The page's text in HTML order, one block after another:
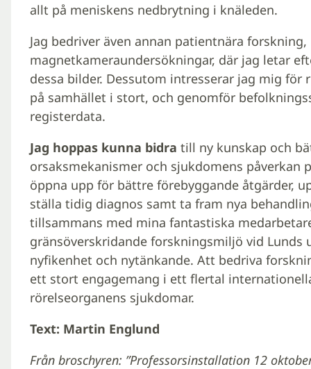
allt på meniskens nedbrytning i knäleden.
Jag bedriver även annan patientnära
magnetkameraundersökningar, där jag letar
dessa bilder. Dessutom intresserar jag mig för
på samhället i stort, och genomför
registerdata.
Jag hoppas kunna bidra till ny kunskap och
orsaksmekanismer och sjukdomens påverkan
öppna upp för bättre förebyggande åtgärder,
ställa tidig diagnos samt ta fram nya
tillsammans med mina fantastiska
gränsöverskridande forskningsmiljö vid
nyfikenhet och nytänkande. Att bedriva
ett stort engagemang i ett flertal
rörelseorganens sjukdomar.
Text: Martin Englund
Från broschyren: ”Professorsinstallation 12